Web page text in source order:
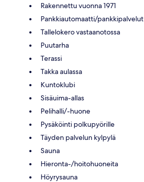
Rakennettu vuonna 1971
Pankkiautomaatti/pankkipalvelut
Tallelokero vastaanotossa
Puutarha
Terassi
Takka aulassa
Kuntoklubi
Sisäuima-allas
Pelihalli/-huone
Pysäköinti polkupyörille
Täyden palvelun kylpylä
Sauna
Hieronta-/hoitohuoneita
Höyrysauna